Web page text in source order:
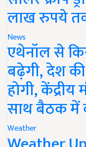
लाख रुपये
News
एथेनॉल से
बढ़ेगी, देश की
होगी, केंद्रीय
साथ बैठक में
Weather